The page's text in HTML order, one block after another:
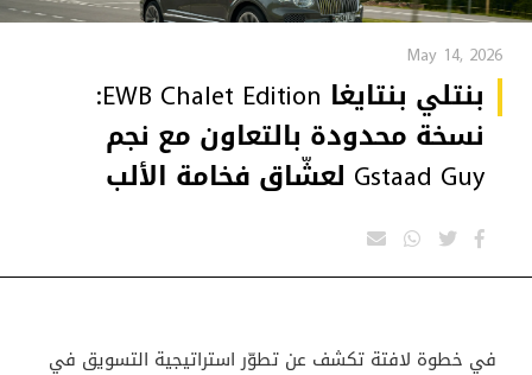
May 14, 2026
بنتلي بنتايغا EWB Chalet Edition:
نسخة محدودة بالتعاون مع نجم
Gstaad Guy لعشّاق فخامة الألب
في خطوة لافتة تكشف عن تطوّر استراتيجية التسويق في